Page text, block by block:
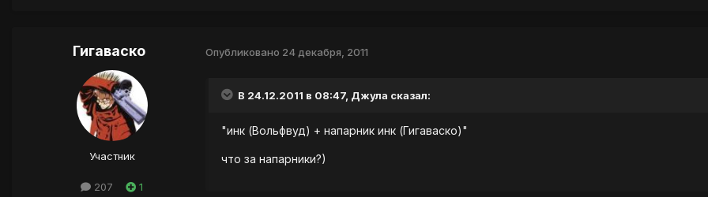
Гигаваско
Участник
207 1
Опубликовано 24 декабря, 2011
В 24.12.2011 в 08:47, Джула сказал:
"инк (Вольфвуд) + напарник инк (Гигаваско)"
что за напарники?)